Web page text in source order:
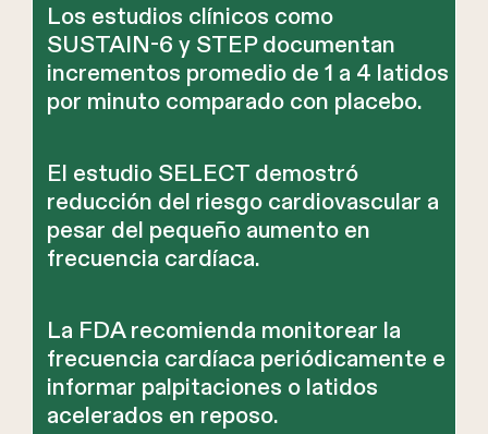
Los estudios clínicos como
SUSTAIN-6 y STEP documentan
incrementos promedio de 1 a 4 latidos
por minuto comparado con placebo.
El estudio SELECT demostró
reducción del riesgo cardiovascular a
pesar del pequeño aumento en
frecuencia cardíaca.
La FDA recomienda monitorear la
frecuencia cardíaca periódicamente e
informar palpitaciones o latidos
acelerados en reposo.